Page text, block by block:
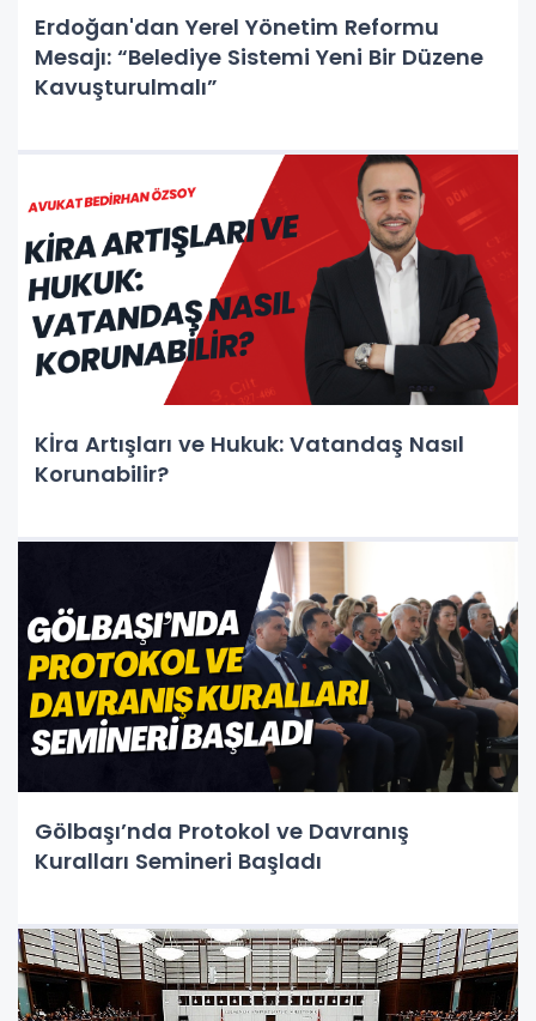
Erdoğan'dan Yerel Yönetim Reformu
Mesajı: “Belediye Sistemi Yeni Bir Düzene
Kavuşturulmalı”
Kİra Artışları ve Hukuk: Vatandaş Nasıl
Korunabilir?
Gölbaşı’nda Protokol ve Davranış
Kuralları Semineri Başladı